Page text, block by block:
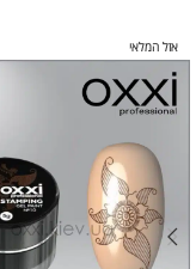
אזל המלאי